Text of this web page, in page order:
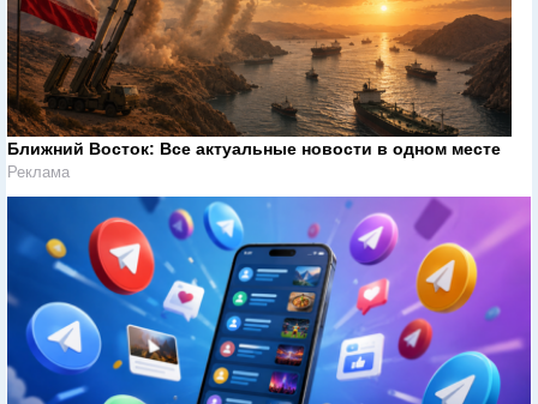
Ближний Восток: Все актуальные новости в одном месте
Реклама